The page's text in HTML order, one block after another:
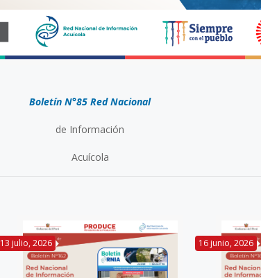
Boletín N°85 Red Nacional
de Información
Acuícola
13 julio, 2026 16 junio, 2026